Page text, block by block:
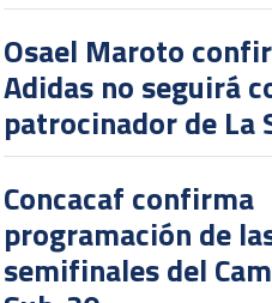
Osael Maroto
Adidas no seguirá
patrocinador de La
Concacaf confirma
programación de
semifinales del